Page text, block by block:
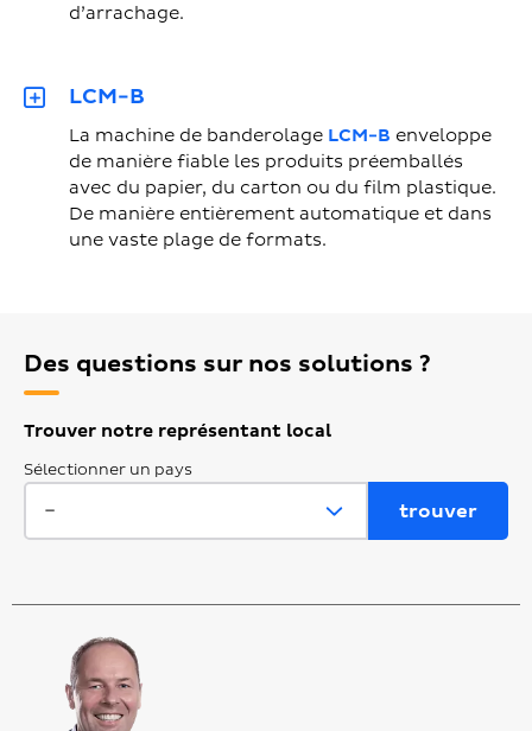
d’arrachage.
LCM-B
La machine de banderolage LCM-B enveloppe
de manière fiable les produits préemballés
avec du papier, du carton ou du film plastique.
De manière entièrement automatique et dans
une vaste plage de formats.
Des questions sur nos solutions ?
Trouver notre représentant local
Sélectionner un pays